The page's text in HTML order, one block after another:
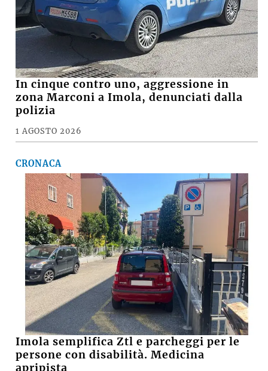
In cinque contro uno, aggressione in
zona Marconi a Imola, denunciati dalla
polizia
1 AGOSTO 2026
CRONACA
Imola semplifica Ztl e parcheggi per le
persone con disabilità. Medicina
apripista